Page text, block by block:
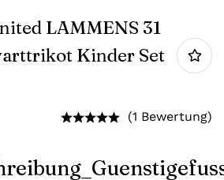
LAMMENS 31
Kinder Set
(1 Bewertung)